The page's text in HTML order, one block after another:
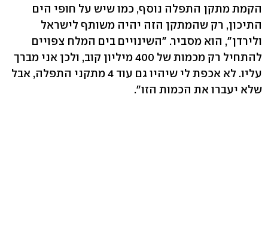
הקמת מתקן התפלה נוסף, כמו שיש על חופי הים
התיכון, רק שהמתקן הזה יהיה משותף לישראל
ולירדן", הוא מסביר. "השינויים בים המלח צפויים
להתחיל רק מכמות של 400 מיליון קוב, ולכן אני מברך
עליו. לא אכפת לי שיהיו גם עוד 4 מתקני התפלה, אבל
שלא יעברו את הכמות הזו".